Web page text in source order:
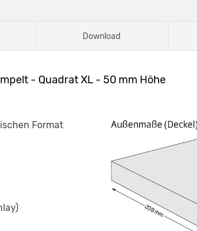
Download
- Quadrat XL - 50 mm Höhe
Format